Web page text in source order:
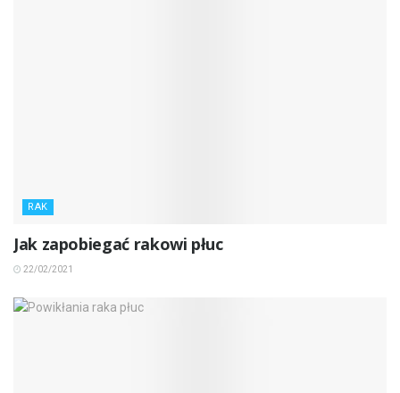
RAK
Jak zapobiegać rakowi płuc
22/02/2021